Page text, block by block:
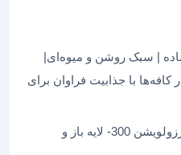
| سبک روشن و میوه‌ای|
با جذابیت فراوان برای
سایز طرح 30*42 سانتی متر با رزولویشن 300- لایه باز و